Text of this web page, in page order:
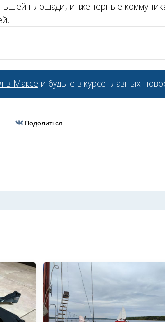
площади, инженерные
в Максе и будьте в курсе главных
Поделиться